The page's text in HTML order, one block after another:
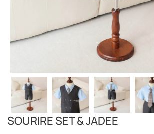
SOURIRE SET & JADEE